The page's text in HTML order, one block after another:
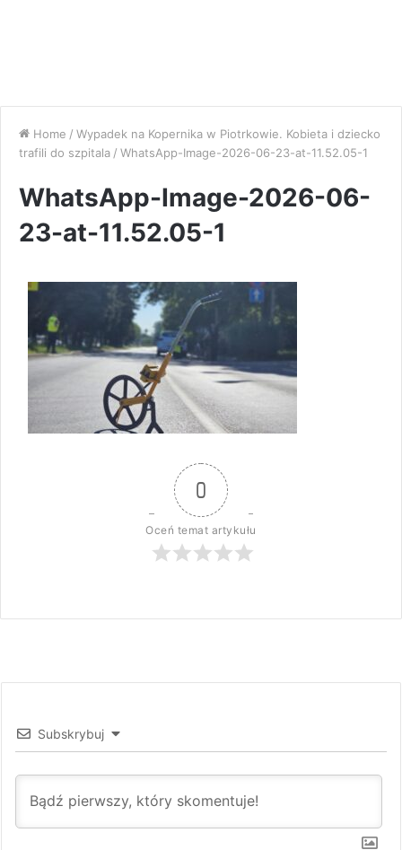
Home / Wypadek na Kopernika w Piotrkowie. Kobieta i dziecko
trafili do szpitala / WhatsApp-Image-2026-06-23-at-11.52.05-1
WhatsApp-Image-2026-06-
23-at-11.52.05-1
0
Oceń temat artykułu
Subskrybuj